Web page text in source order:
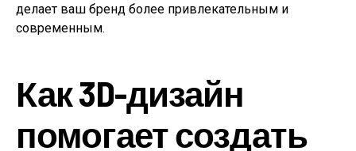
делает ваш бренд более привлекательным и
современным.
Как 3D-дизайн
помогает создать